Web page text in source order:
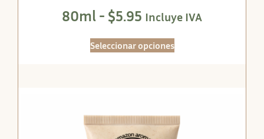
80ml - $5.95 Incluye IVA
Seleccionar opciones